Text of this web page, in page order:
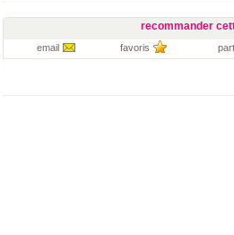
recommander
email favoris